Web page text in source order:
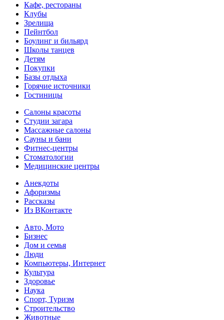
Кафе, рестораны
Клубы
Зрелища
Пейнтбол
Боулинг и бильярд
Школы танцев
Детям
Покупки
Базы отдыха
Горячие источники
Гостиницы
Салоны красоты
Студии загара
Массажные салоны
Сауны и бани
Фитнес-центры
Стоматологии
Медицинские центры
Анекдоты
Афоризмы
Рассказы
Из ВКонтакте
Авто, Мото
Бизнес
Дом и семья
Люди
Компьютеры, Интернет
Культура
Здоровье
Наука
Спорт, Туризм
Строительство
Животные